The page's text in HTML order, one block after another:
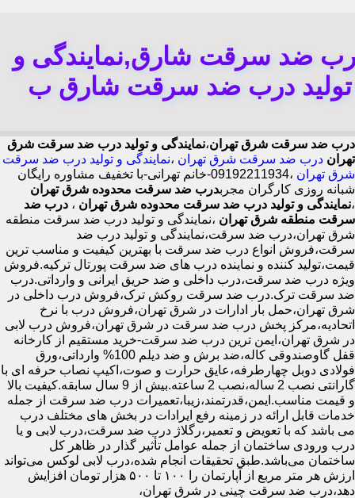
ضد سرقت شارق,نمایندگی و
تولید درب ضد سرقت شارق ب
درب ضد سرقت شرق تهران،نمایندگی و تولید درب ضد سرقت شرق
تهران درب ضد سرقت شرق تهران ،نمایندگی و تولید درب ضد سرقت
شرق تهران
،09192211934-خانم تهرانی-با تخفیف مشاوره رایگان
شبانه روزی کارگران مجربدرب ضد سرقت محدوده شرق تهران
،نمایندگی و تولید درب ضد سرقت محدوده شرق تهران ، درب ضد
سرقت منطقه شرق تهران ،نمایندگی و تولید درب ضد سرقت منطقه
شرق تهران،درب ضد سرقت،نمایندگی و تولید درب ضد
سرقت،فروش انواع درب ضد سرقت با بهترین کیفیت و مناسب ترین
قیمت،تولید کننده و نماینده درب های ضد سرقت پورتال ترکیه.فروش
ویژه درب ضد سرقت،درب داخلی و ضد حریق ایرانی و وارداتی.درب
ضد سرقت ترک.درب ضد سرقت روکش ترک،فروش درب داخلی در
شرق تهران،حمل بار ادارات در شرق تهران،فروش درب با نرخ
اتحادیه،مرکز پخش درب ضد سرقت در شرق تهران،فروش درب لابی
در شرق تهران،ایمن ترین درب ضد سرقت-خرید مستقیم از کارخانه
قفل گاوصندوقی کاله،ضد برش و ضد دیلم 100% وارداتی،ورق
فولادی دوبل چهارطرفه،عایق حرارت و صوت،اکیپ نصاب حرفه ای با
گارانتی نصب 2 ساله،نصب 2 ساعته.بیش از 9 سال سابقه.کیفیت بالا
و قیمت مناسب.ایمن،قدرتمند،زیبا،تعمیرات درب ضد سرقت از جمله
خدمات قابل ارائه در زمینه رفع ایرادات در بخش های مختلف درب
می باشد که با تعویض و تعمیر،رگلاژ درب ضد سرقت،درب لابی و یا
درب ورودی ساختمان از جمله عوامل تأثیر گذار در ظاهر کل
ساختمان می‌باشد.طبق تحقیقات انجام شده،درب لابی لوکس می‌تواند
ارزش هر متر مربع از آپارتمان را ۱۰۰ تا ۵۰۰ هزار تومان افزایش
دهد،درب ضد سرقت چینی در شرق تهران،